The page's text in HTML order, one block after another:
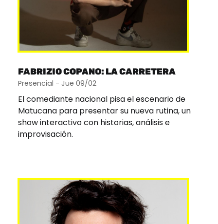
FABRIZIO COPANO: LA CARRETERA
Presencial - Jue 09/02
El comediante nacional pisa el escenario de
Matucana para presentar su nueva rutina, un
show interactivo con historias, análisis e
improvisación.